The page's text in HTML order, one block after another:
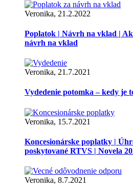
Veronika, 21.2.2022
Poplatok | Návrh na vklad |
návrh na vklad
Veronika, 21.7.2021
Vydedenie potomka – kedy je
Veronika, 15.7.2021
Koncesionárske poplatky |
poskytované RTVS | Novela
Veronika, 8.7.2021